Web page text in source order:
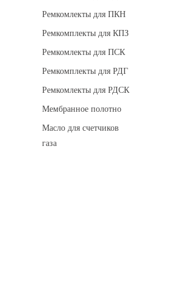
Ремкомлекты для ПКН
Ремкомплекты для КПЗ
Ремкомлекты для ПСК
Ремкомплекты для РДГ
Ремкомлекты для РДСК
Мембранное полотно
Масло для счетчиков
газа